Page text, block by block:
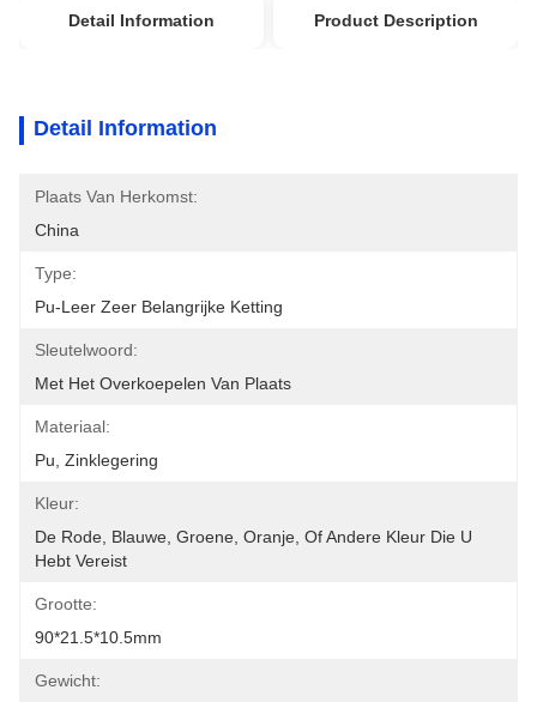
Detail Information Product Description
Detail Information
Plaats Van Herkomst:
China
Type:
Pu-Leer Zeer Belangrijke Ketting
Sleutelwoord:
Met Het Overkoepelen Van Plaats
Materiaal:
Pu, Zinklegering
Kleur:
De Rode, Blauwe, Groene, Oranje, Of Andere Kleur Die U
Hebt Vereist
Grootte:
90*21.5*10.5mm
Gewicht: